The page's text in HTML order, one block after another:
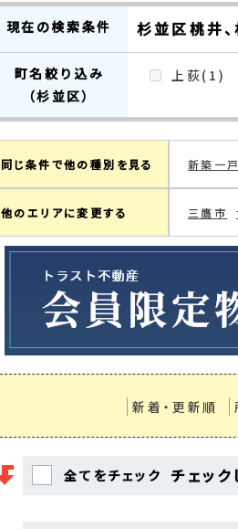
現在の検索条件 杉並区桃井
町名絞り込み
（杉並区）
上荻(1)
同じ条件で他の種別を見る 新築一
他のエリアに変更する 三鷹市
新着・更新順
全てをチェック チェッ